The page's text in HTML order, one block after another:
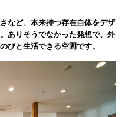
など、本来持つ存在自体をデザ
ありそうでなかった発想で、外
びと生活できる空間です。